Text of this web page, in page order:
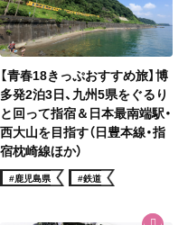
【青春18きっぷおすすめ旅】博
多発2泊3日、九州5県をぐるり
と回って指宿＆日本最南端駅・
西大山を目指す（日豊本線・指
宿枕崎線ほか）
#鹿児島県 #鉄道